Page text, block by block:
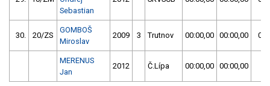
Sebastian
30. 20/ZS
GOMBOŠ
Miroslav
2009 3 Trutnov 00:00,00 00:00,00
MERENUS
Jan
2012 Č.Lípa 00:00,00 00:00,00